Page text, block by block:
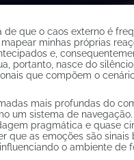
que o caos externo é
minhas próprias
e,
portanto, nasce do
que compõem o
mais profundas do
um sistema de
pragmática e quase
que as emoções são
o ambiente de